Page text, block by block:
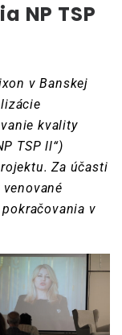
NP TSP
v Banskej
kvality
TSP ll“)
Za účasti
v